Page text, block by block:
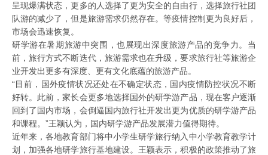
呈现爆满状态，更多的人选择了更为安全的自由行，选择旅行社团
队游的减少了，但是旅游需求仍然存在。等疫情控制更为良好后，
市场会迅速恢复。
研学游在暑期旅游中突围，也展现出深度旅游产品的竞争力。当
前，旅行方式不断迭代，旅游需求也在升级，要求旅行社等旅游企
业开发出更多有深度、更有文化底蕴的旅游产品。
“目前，国外疫情状况还处在不确定状态，国内疫情防控状况不断
好转。此前，家长会更多地选择国外的研学游产品，现在客户逐渐
回到了国内市场，会倒逼国内旅行社开发出更为优质的研学游产品
和课程。”王颖认为，国内研学游产品发展潜力值得期待。
近年来，各地教育部门将中小学生研学旅行纳入中小学教育教学计
划，加强各地研学旅行基地建设。王颖表示，积极的政策推动了旅